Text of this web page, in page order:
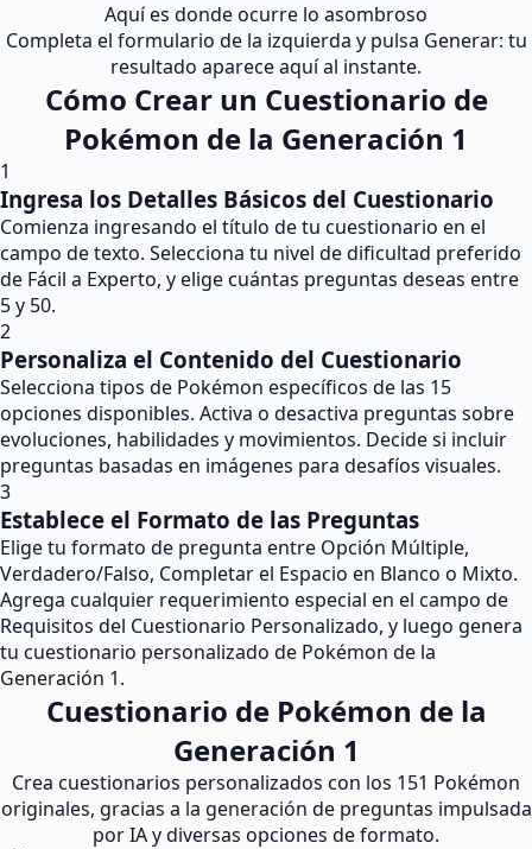
Aquí es donde ocurre lo asombroso
Completa el formulario de la izquierda y pulsa Generar: tu
resultado aparece aquí al instante.
Cómo Crear un Cuestionario de
Pokémon de la Generación 1
1
Ingresa los Detalles Básicos del Cuestionario
Comienza ingresando el título de tu cuestionario en el
campo de texto. Selecciona tu nivel de dificultad preferido
de Fácil a Experto, y elige cuántas preguntas deseas entre
5 y 50.
2
Personaliza el Contenido del Cuestionario
Selecciona tipos de Pokémon específicos de las 15
opciones disponibles. Activa o desactiva preguntas sobre
evoluciones, habilidades y movimientos. Decide si incluir
preguntas basadas en imágenes para desafíos visuales.
3
Establece el Formato de las Preguntas
Elige tu formato de pregunta entre Opción Múltiple,
Verdadero/Falso, Completar el Espacio en Blanco o Mixto.
Agrega cualquier requerimiento especial en el campo de
Requisitos del Cuestionario Personalizado, y luego genera
tu cuestionario personalizado de Pokémon de la
Generación 1.
Cuestionario de Pokémon de la
Generación 1
Crea cuestionarios personalizados con los 151 Pokémon
originales, gracias a la generación de preguntas impulsada
por IA y diversas opciones de formato.